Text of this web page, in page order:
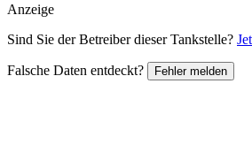
Anzeige
Sind Sie der Betreiber dieser Tankstelle?
Falsche Daten entdeckt? Fehler melden